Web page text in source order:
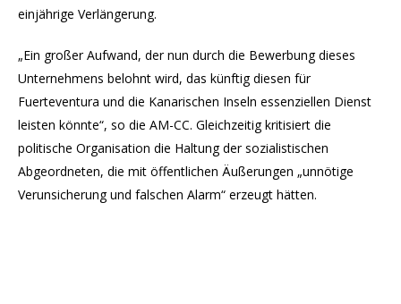
einjährige Verlängerung.
„Ein großer Aufwand, der nun durch die Bewerbung dieses
Unternehmens belohnt wird, das künftig diesen für
Fuerteventura und die Kanarischen Inseln essenziellen Dienst
leisten könnte“, so die AM-CC. Gleichzeitig kritisiert die
politische Organisation die Haltung der sozialistischen
Abgeordneten, die mit öffentlichen Äußerungen „unnötige
Verunsicherung und falschen Alarm“ erzeugt hätten.